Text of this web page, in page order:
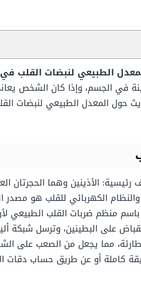
الطبيعي لنبضات القلب في
الجسم، وإذا كان الشخص
حول المعدل الطبيعي لنبضات
الأذينين وهما الحجرتان
الكهربائي للقلب هو
منظم ضربات القلب الطبيعي
على البطينين، وترسل
طارئة، مما يجعل من الصعب على
أو عن طريق حساب دقات القلب لأكثر من 30